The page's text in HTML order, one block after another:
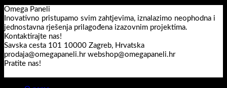
Omega Paneli
Inovativno pristupamo svim zahtjevima, iznalazimo neophodna i
jednostavna rješenja prilagođena izazovnim projektima.
Kontaktirajte nas!
Savska cesta 101 10000 Zagreb, Hrvatska
prodaja@omegapaneli.hr webshop@omegapaneli.hr
Pratite nas!